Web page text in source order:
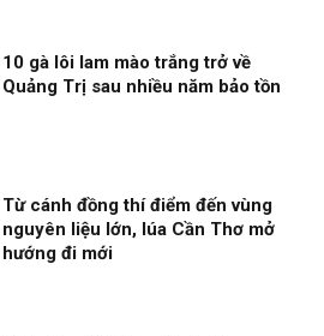
10 gà lôi lam mào trắng trở về
Quảng Trị sau nhiều năm bảo tồn
Từ cánh đồng thí điểm đến vùng
nguyên liệu lớn, lúa Cần Thơ mở
hướng đi mới